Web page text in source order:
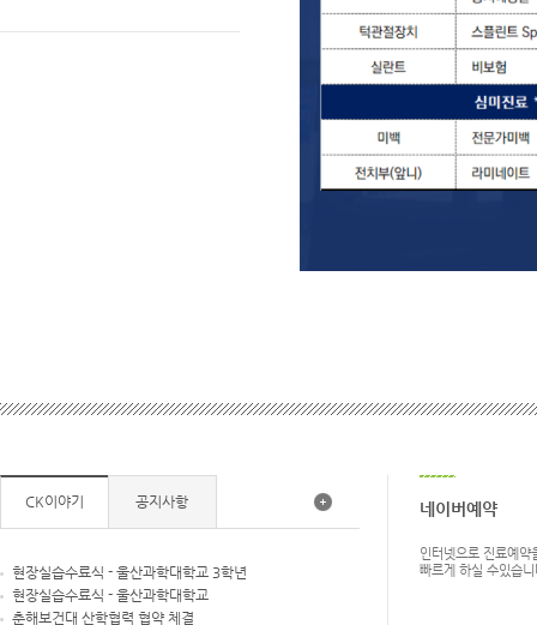
CK이야기
현장실습수료식 - 울산과학대학교 3학년
현장실습수료식 - 울산과학대학교
춘해보건대 산학협력 협약 체결
공지사항 네이버예약
인터넷으로 진료예약
빠르게 하실 수있습